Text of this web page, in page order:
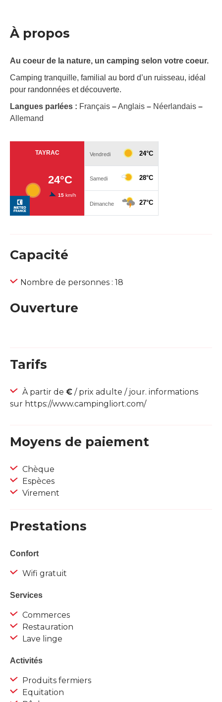
À propos
Au coeur de la nature, un camping selon votre coeur.
Camping tranquille, familial au bord d’un ruisseau, idéal
pour randonnées et découverte.
Langues parlées : Français –Anglais – Néerlandais –
Allemand
Capacité
Nombre de personnes : 18
Ouverture
Tarifs
À partir de € / prix adulte / jour. informations
sur https://www.campingliort.com/
Moyens de paiement
Chèque
Espèces
Virement
Prestations
Confort
Wifi gratuit
Services
Commerces
Restauration
Lave linge
Activités
Produits fermiers
Equitation